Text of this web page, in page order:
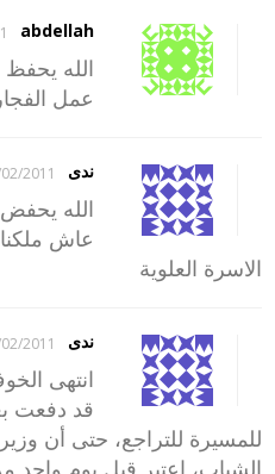
abdellah
الله
عمل الفجار
ندى 2011 23:35
الله يحفض
عاش
الاسرة العلوية
ندى 2011 23:32
انتهى
قد دفعت
للمسيرة للتراجع، حتى أن
الشباب، اعتبر قبل يوم واحد